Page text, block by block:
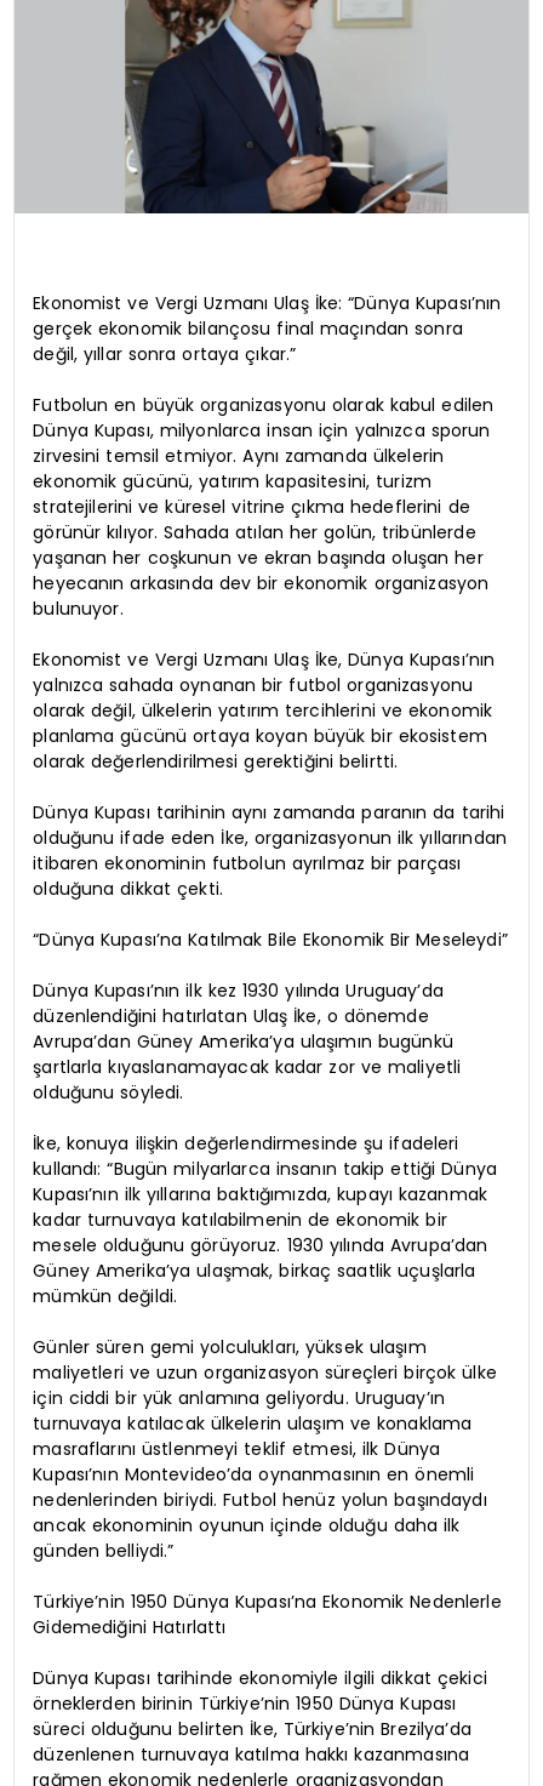
Ekonomist ve Vergi Uzmanı Ulaş İke: “Dünya Kupası’nın
gerçek ekonomik bilançosu final maçından sonra
değil, yıllar sonra ortaya çıkar.”
Futbolun en büyük organizasyonu olarak kabul edilen
Dünya Kupası, milyonlarca insan için yalnızca sporun
zirvesini temsil etmiyor. Aynı zamanda ülkelerin
ekonomik gücünü, yatırım kapasitesini, turizm
stratejilerini ve küresel vitrine çıkma hedeflerini de
görünür kılıyor. Sahada atılan her golün, tribünlerde
yaşanan her coşkunun ve ekran başında oluşan her
heyecanın arkasında dev bir ekonomik organizasyon
bulunuyor.
Ekonomist ve Vergi Uzmanı Ulaş İke, Dünya Kupası’nın
yalnızca sahada oynanan bir futbol organizasyonu
olarak değil, ülkelerin yatırım tercihlerini ve ekonomik
planlama gücünü ortaya koyan büyük bir ekosistem
olarak değerlendirilmesi gerektiğini belirtti.
Dünya Kupası tarihinin aynı zamanda paranın da tarihi
olduğunu ifade eden İke, organizasyonun ilk yıllarından
itibaren ekonominin futbolun ayrılmaz bir parçası
olduğuna dikkat çekti.
“Dünya Kupası’na Katılmak Bile Ekonomik Bir Meseleydi”
Dünya Kupası’nın ilk kez 1930 yılında Uruguay’da
düzenlendiğini hatırlatan Ulaş İke, o dönemde
Avrupa’dan Güney Amerika’ya ulaşımın bugünkü
şartlarla kıyaslanamayacak kadar zor ve maliyetli
olduğunu söyledi.
İke, konuya ilişkin değerlendirmesinde şu ifadeleri
kullandı: “Bugün milyarlarca insanın takip ettiği Dünya
Kupası’nın ilk yıllarına baktığımızda, kupayı kazanmak
kadar turnuvaya katılabilmenin de ekonomik bir
mesele olduğunu görüyoruz. 1930 yılında Avrupa’dan
Güney Amerika’ya ulaşmak, birkaç saatlik uçuşlarla
mümkün değildi.
Günler süren gemi yolculukları, yüksek ulaşım
maliyetleri ve uzun organizasyon süreçleri birçok ülke
için ciddi bir yük anlamına geliyordu. Uruguay’ın
turnuvaya katılacak ülkelerin ulaşım ve konaklama
masraflarını üstlenmeyi teklif etmesi, ilk Dünya
Kupası’nın Montevideo’da oynanmasının en önemli
nedenlerinden biriydi. Futbol henüz yolun başındaydı
ancak ekonominin oyunun içinde olduğu daha ilk
günden belliydi.”
Türkiye’nin 1950 Dünya Kupası’na Ekonomik Nedenlerle
Gidemediğini Hatırlattı
Dünya Kupası tarihinde ekonomiyle ilgili dikkat çekici
örneklerden birinin Türkiye’nin 1950 Dünya Kupası
süreci olduğunu belirten İke, Türkiye’nin Brezilya’da
düzenlenen turnuvaya katılma hakkı kazanmasına
rağmen ekonomik nedenlerle organizasyondan